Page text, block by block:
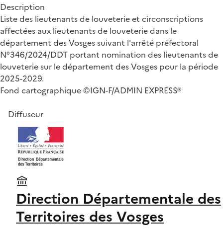
Description
Liste des lieutenants de louveterie et circonscriptions
affectées aux lieutenants de louveterie dans le
département des Vosges suivant l'arrêté préfectoral
N°346/2024/DDT portant nomination des lieutenants de
louveterie sur le département des Vosges pour la période
2025-2029.
Fond cartographique ©IGN-F/ADMIN EXPRESS®
Diffuseur
Direction Départementale des
Territoires des Vosges